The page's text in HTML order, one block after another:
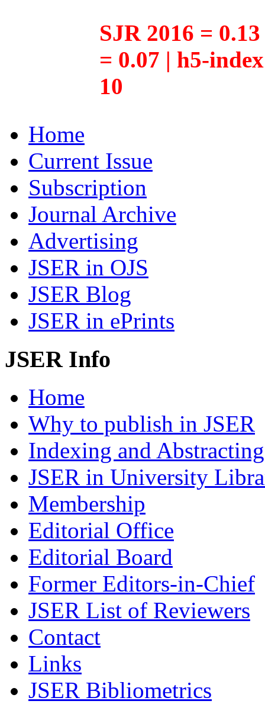
SJR 2016 =
= 0.07 | h5-
10
Home
Current Issue
Subscription
Journal Archive
Advertising
JSER in OJS
JSER Blog
JSER in ePrints
JSER Info
Home
Why to publish in JSER
Indexing and Abstracting
JSER in University
Membership
Editorial Office
Editorial Board
Former Editors-in-Chief
JSER List of Reviewers
Contact
Links
JSER Bibliometrics